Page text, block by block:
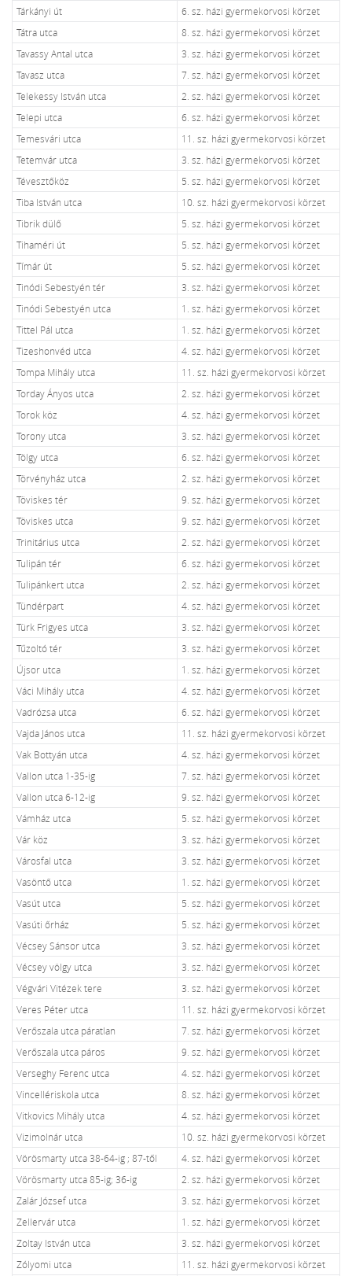
Tárkányi út
6. sz. házi gyermekorvosi körzet
Tátra utca
8. sz. házi gyermekorvosi körzet
Tavassy Antal utca
3. sz. házi gyermekorvosi körzet
Tavasz utca
7. sz. házi gyermekorvosi körzet
Telekessy István utca
2. sz. házi gyermekorvosi körzet
Telepi utca
6. sz. házi gyermekorvosi körzet
Temesvári utca
11. sz. házi gyermekorvosi körzet
Tetemvár utca
3. sz. házi gyermekorvosi körzet
Tévesztőköz
5. sz. házi gyermekorvosi körzet
Tiba István utca
10. sz. házi gyermekorvosi körzet
Tibrik dülő
5. sz. házi gyermekorvosi körzet
Tihaméri út
5. sz. házi gyermekorvosi körzet
Tímár út
5. sz. házi gyermekorvosi körzet
Tinódi Sebestyén tér
3. sz. házi gyermekorvosi körzet
Tinódi Sebestyén utca
1. sz. házi gyermekorvosi körzet
Tittel Pál utca
1. sz. házi gyermekorvosi körzet
Tizeshonvéd utca
4. sz. házi gyermekorvosi körzet
Tompa Mihály utca
11. sz. házi gyermekorvosi körzet
Torday Ányos utca
2. sz. házi gyermekorvosi körzet
Torok köz
4. sz. házi gyermekorvosi körzet
Torony utca
3. sz. házi gyermekorvosi körzet
Tölgy utca
6. sz. házi gyermekorvosi körzet
Törvényház utca
2. sz. házi gyermekorvosi körzet
Töviskes tér
9. sz. házi gyermekorvosi körzet
Töviskes utca
9. sz. házi gyermekorvosi körzet
Trinitárius utca
2. sz. házi gyermekorvosi körzet
Tulipán tér
6. sz. házi gyermekorvosi körzet
Tulipánkert utca
2. sz. házi gyermekorvosi körzet
Tündérpart
4. sz. házi gyermekorvosi körzet
Türk Frigyes utca
3. sz. házi gyermekorvosi körzet
Tűzoltó tér
3. sz. házi gyermekorvosi körzet
Újsor utca
1. sz. házi gyermekorvosi körzet
Váci Mihály utca
4. sz. házi gyermekorvosi körzet
Vadrózsa utca
6. sz. házi gyermekorvosi körzet
Vajda János utca
11. sz. házi gyermekorvosi körzet
Vak Bottyán utca
4. sz. házi gyermekorvosi körzet
Vallon utca 1-35-ig
7. sz. házi gyermekorvosi körzet
Vallon utca 6-12-ig
9. sz. házi gyermekorvosi körzet
Vámház utca
5. sz. házi gyermekorvosi körzet
Vár köz
3. sz. házi gyermekorvosi körzet
Városfal utca
3. sz. házi gyermekorvosi körzet
Vasöntő utca
1. sz. házi gyermekorvosi körzet
Vasút utca
5. sz. házi gyermekorvosi körzet
Vasúti őrház
5. sz. házi gyermekorvosi körzet
Vécsey Sánsor utca
3. sz. házi gyermekorvosi körzet
Vécsey völgy utca
3. sz. házi gyermekorvosi körzet
Végvári Vitézek tere
3. sz. házi gyermekorvosi körzet
Veres Péter utca
11. sz. házi gyermekorvosi körzet
Verőszala utca páratlan
7. sz. házi gyermekorvosi körzet
Verőszala utca páros
9. sz. házi gyermekorvosi körzet
Verseghy Ferenc utca
4. sz. házi gyermekorvosi körzet
Vincellériskola utca
8. sz. házi gyermekorvosi körzet
Vitkovics Mihály utca
4. sz. házi gyermekorvosi körzet
Vizimolnár utca
10. sz. házi gyermekorvosi körzet
Vörösmarty utca 38-64-ig ; 87-től
4. sz. házi gyermekorvosi körzet
Vörösmarty utca 85-ig; 36-ig
2. sz. házi gyermekorvosi körzet
Zalár József utca
3. sz. házi gyermekorvosi körzet
Zellervár utca
1. sz. házi gyermekorvosi körzet
Zoltay István utca
3. sz. házi gyermekorvosi körzet
Zólyomi utca
11. sz. házi gyermekorvosi körzet